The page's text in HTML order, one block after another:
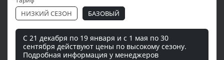
НИЗКИЙ СЕЗОН БАЗОВЫЙ
С 21 декабря по 19 января и с 1 мая по 30
сентября действуют цены по высокому сезону.
Подробная информация у менеджеров